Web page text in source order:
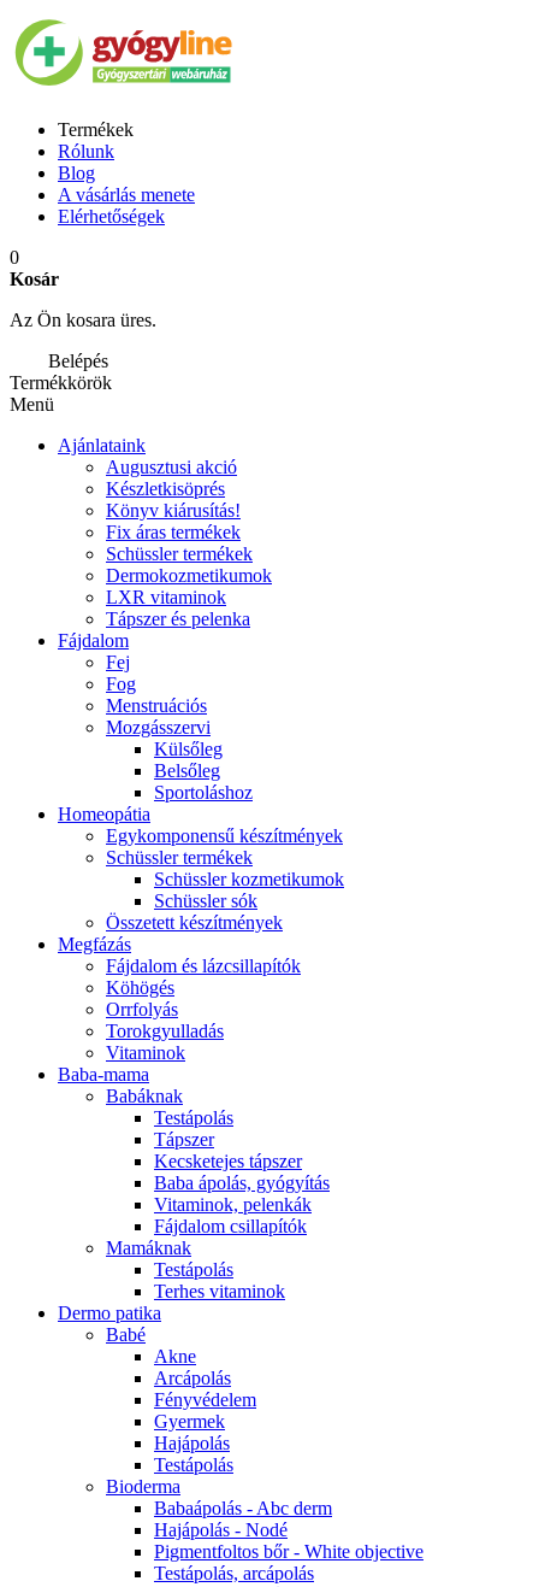
Termékek
Rólunk
Blog
A vásárlás menete
Elérhetőségek
0
Kosár
Az Ön kosara üres.
Belépés
Termékkörök
Menü
Ajánlataink
Augusztusi akció
Készletkisöprés
Könyv kiárusítás!
Fix áras termékek
Schüssler termékek
Dermokozmetikumok
LXR vitaminok
Tápszer és pelenka
Fájdalom
Fej
Fog
Menstruációs
Mozgásszervi
Külsőleg
Belsőleg
Sportoláshoz
Homeopátia
Egykomponensű készítmények
Schüssler termékek
Schüssler kozmetikumok
Schüssler sók
Összetett készítmények
Megfázás
Fájdalom és lázcsillapítók
Köhögés
Orrfolyás
Torokgyulladás
Vitaminok
Baba-mama
Babáknak
Testápolás
Tápszer
Kecsketejes tápszer
Baba ápolás, gyógyítás
Vitaminok, pelenkák
Fájdalom csillapítók
Mamáknak
Testápolás
Terhes vitaminok
Dermo patika
Babé
Akne
Arcápolás
Fényvédelem
Gyermek
Hajápolás
Testápolás
Bioderma
Babaápolás - Abc derm
Hajápolás - Nodé
Pigmentfoltos bőr - White objective
Testápolás, arcápolás